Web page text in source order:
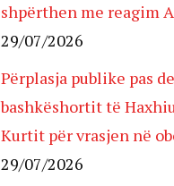
shpërthen me reagim
29/07/2026
Përplasja publike pas
bashkëshortit të
Kurtit për vrasjen në
29/07/2026